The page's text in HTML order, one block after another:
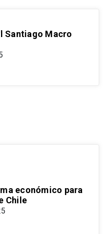
Santiago Macro
económico para
Chile